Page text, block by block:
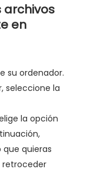
archivos
en
su ordenador.
seleccione la
la opción
quieras
retroceder